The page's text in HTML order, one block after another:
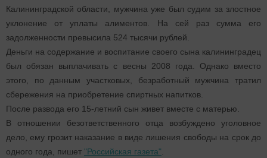
Калининградской области, мужчина уже был судим за злостное
уклонение от уплаты алиментов. На сей раз сумма его
задолженности превысила 524 тысячи рублей.
Деньги на содержание и воспитание своего сына калининградец
был обязан выплачивать с весны 2008 года. Однако вместо
этого, по данным участковых, безработный мужчина тратил
сбережения на приобретение спиртных напитков.
После развода его 15-летний сын живет вместе с матерью.
В отношении безответственного отца возбуждено уголовное
дело, ему грозит наказание в виде лишения свободы на срок до
одного года, пишет "Российская газета"